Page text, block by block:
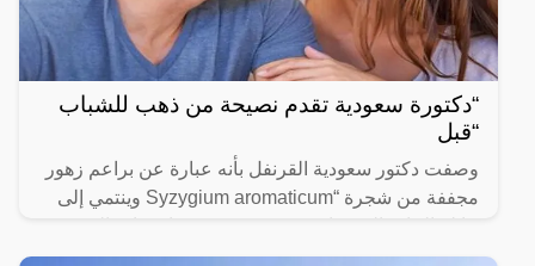
“دكتورة سعودية تقدم نصيحة من ذهب للشباب
“قبل
وصفت دكتور سعودية القرنفل بأنه عبارة عن براعم زهور
مجففة من شجرة “Syzygium aromaticum وينتمي إلى
ينمو في